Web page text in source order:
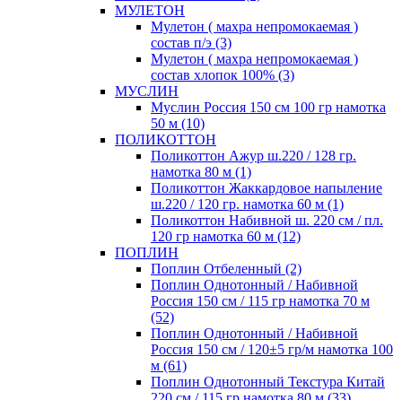
МУЛЕТОН
Мулетон ( махра непромокаемая )
состав п/э (3)
Мулетон ( махра непромокаемая )
состав хлопок 100% (3)
МУСЛИН
Муслин Россия 150 см 100 гр намотка
50 м (10)
ПОЛИКОТТОН
Поликоттон Ажур ш.220 / 128 гр.
намотка 80 м (1)
Поликоттон Жаккардовое напыление
ш.220 / 120 гр. намотка 60 м (1)
Поликоттон Набивной ш. 220 см / пл.
120 гр намотка 60 м (12)
ПОПЛИН
Поплин Отбеленный (2)
Поплин Однотонный / Набивной
Россия 150 см / 115 гр намотка 70 м
(52)
Поплин Однотонный / Набивной
Россия 150 см / 120±5 гр/м намотка 100
м (61)
Поплин Однотонный Текстура Китай